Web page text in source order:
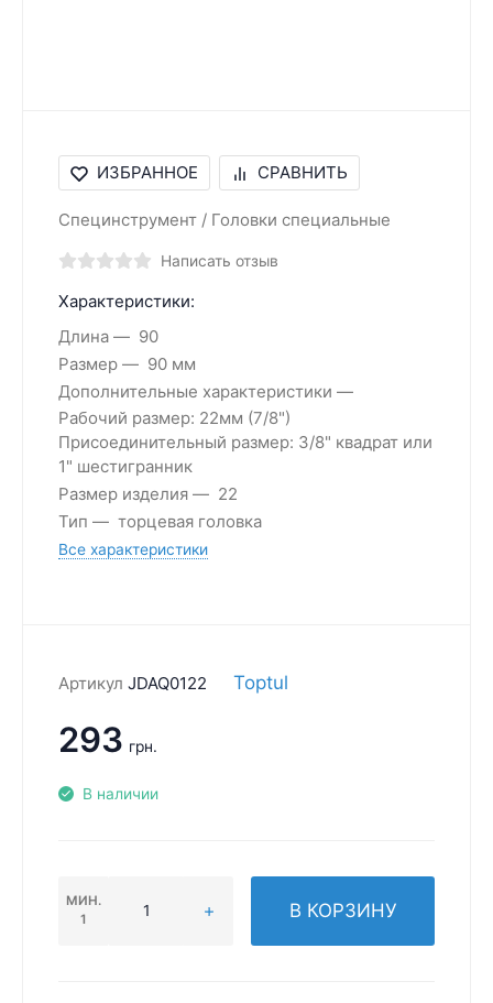
ИЗБРАННОЕ СРАВНИТЬ
Специнструмент / Головки специальные
Написать отзыв
Характеристики:
Длина
90
Размер
90 мм
Дополнительные характеристики
Рабочий размер: 22мм (7/8")
Присоединительный размер: 3/8" квадрат или
1" шестигранник
Размер изделия
22
Тип
торцевая головка
Все характеристики
Артикул JDAQ0122 Toptul
293 грн.
В наличии
МИН.
1
В КОРЗИНУ